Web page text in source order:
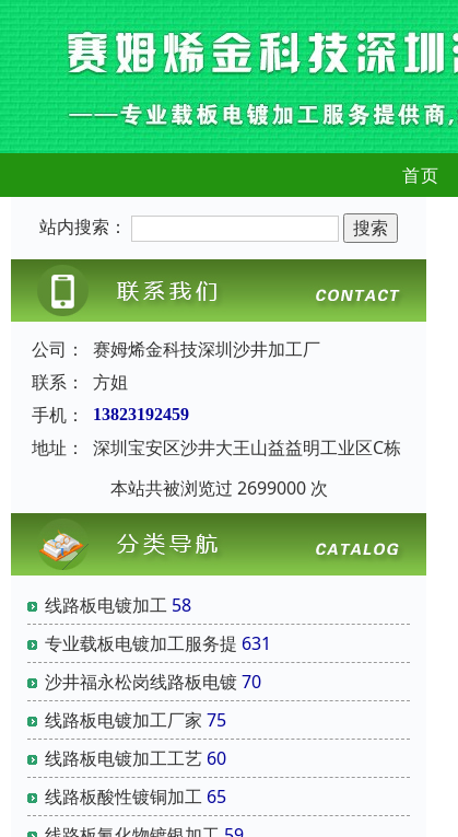
首页
站内搜索：
公司：
赛姆烯金科技深圳沙井加工厂
联系：
方姐
手机：
13823192459
地址：
深圳宝安区沙井大王山益益明工业区C栋
本站共被浏览过 2699000 次
线路板电镀加工 58
专业载板电镀加工服务提 631
沙井福永松岗线路板电镀70
线路板电镀加工厂家 75
线路板电镀加工工艺 60
线路板酸性镀铜加工 65